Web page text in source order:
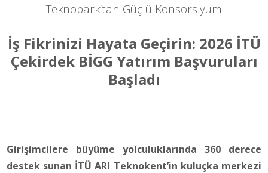
Teknopark’tan Güçlü Konsorsiyum
İş Fikrinizi Hayata Geçirin: 2026 İTÜ
Çekirdek BİGG Yatırım Başvuruları
Başladı
Girişimcilere büyüme yolculuklarında 360 derece
destek sunan İTÜ ARI Teknokent’in kuluçka merkezi